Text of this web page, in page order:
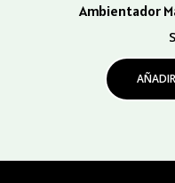
Ambientador